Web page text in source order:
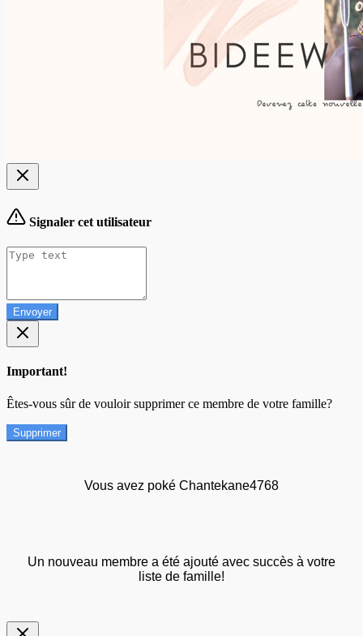
Signaler cet utilisateur
Envoyer
Important!
Êtes-vous sûr de vouloir supprimer ce membre de votre famille?
Supprimer
Vous avez poké Chantekane4768
Un nouveau membre a été ajouté avec succès à votre
liste de famille!